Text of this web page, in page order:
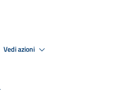
Vedi azioni